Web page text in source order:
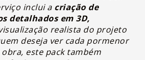
inclui a criação de
detalhados em 3D,
realista do projeto
deseja ver cada pormenor
este pack também